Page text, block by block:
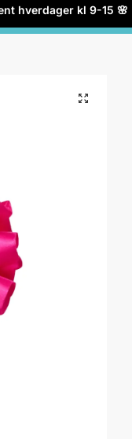
hverdager kl 9-15